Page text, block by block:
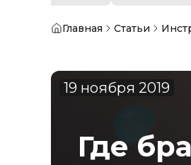
Главная Статьи
19 ноября 2019
Где